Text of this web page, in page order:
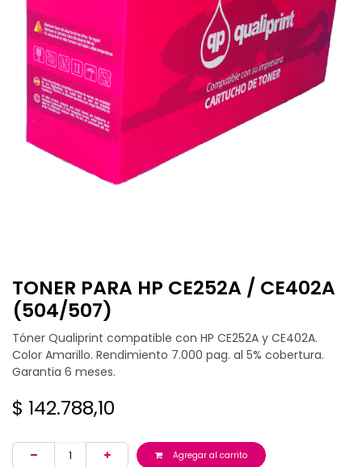
TONER PARA HP CE252A / CE402A
(504/507)
Tóner Qualiprint compatible con HP CE252A y CE402A.
Color Amarillo. Rendimiento 7.000 pag. al 5% cobertura.
Garantia 6 meses.
$ 142.788,10
Agregar al carrito